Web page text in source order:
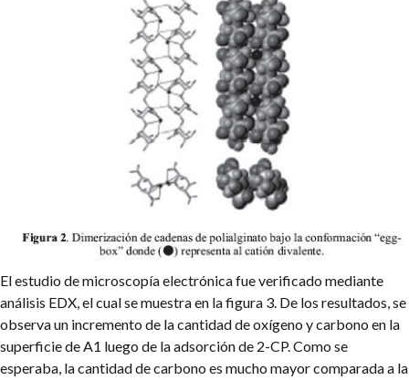
El estudio de microscopía electrónica fue verificado mediante
análisis EDX, el cual se muestra en la figura 3. De los resultados, se
observa un incremento de la cantidad de oxígeno y carbono en la
superficie de A1 luego de la adsorción de 2-CP. Como se
esperaba, la cantidad de carbono es mucho mayor comparada a la